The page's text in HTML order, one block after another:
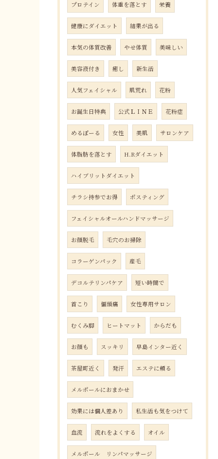
プロテイン 体重を落とす 栄養
健康にダイエット 結果が出る
本気の体質改善 やせ体質 美味しい
美容液付き 癒し 新生活
人気フェイシャル 肌荒れ 花粉
お誕生日特典 公式ＬＩＮＥ 花粉症
めるぽーる 女性 美肌 サロンケア
体脂肪を落とす H.Rダイエット
ハイブリットダイエット
チラシ持参でお得 ポスティング
フェイシャルオールハンドマッサージ
お顔脱毛 毛穴のお掃除
コラーゲンパック 産毛
デコルテリンパケア 短い時間で
首こり 偏頭痛 女性専用サロン
むくみ脚 ヒートマット からだも
お顔も スッキリ 早島インター近く
茶屋町近く 発汗 エステに頼る
メルポールにおまかせ
効果には個人差あり 私生活も気をつけて
血流 流れをよくする オイル
メルポール リンパマッサージ